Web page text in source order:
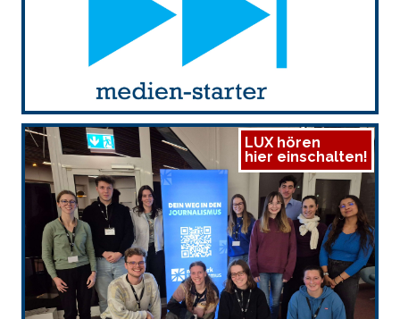
LUX hören
hier einschalten!